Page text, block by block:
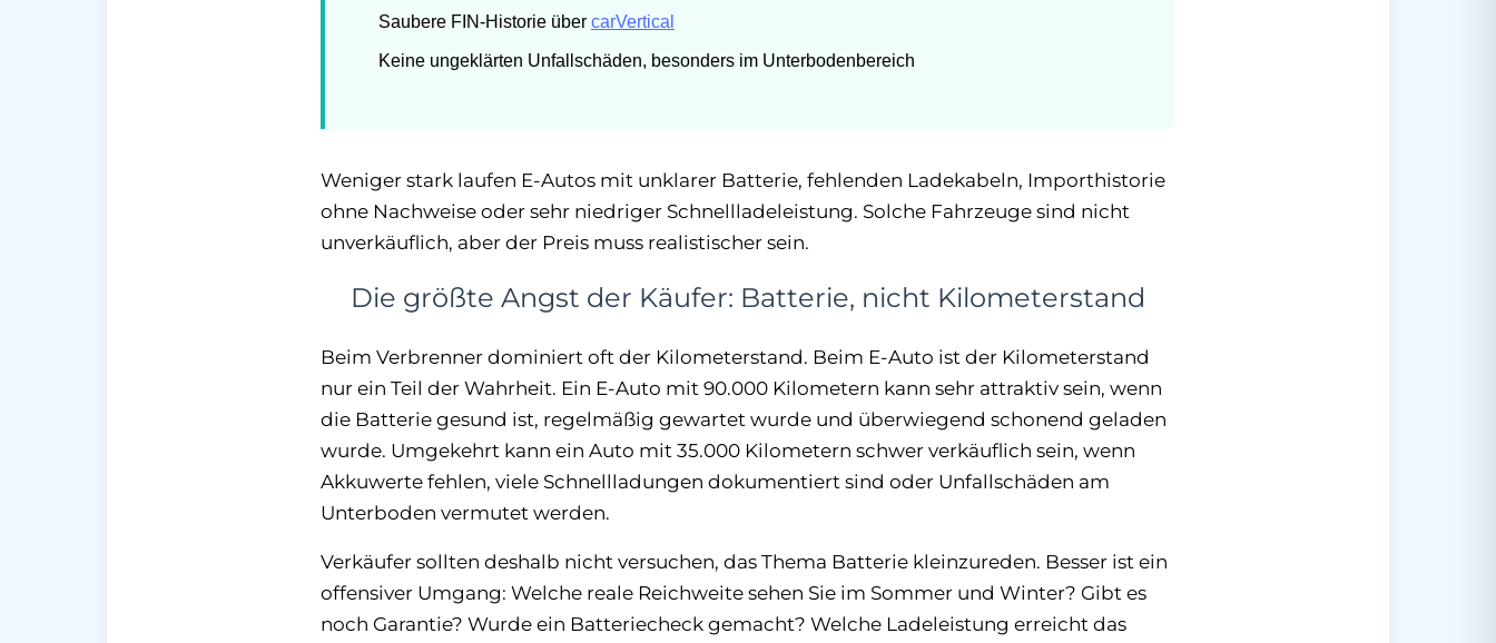
Saubere FIN-Historie über carVertical
Keine ungeklärten Unfallschäden, besonders im Unterbodenbereich
Weniger stark laufen E-Autos mit unklarer Batterie, fehlenden Ladekabeln, Importhistorie
ohne Nachweise oder sehr niedriger Schnellladeleistung. Solche Fahrzeuge sind nicht
unverkäuflich, aber der Preis muss realistischer sein.
Die größte Angst der Käufer: Batterie, nicht Kilometerstand
Beim Verbrenner dominiert oft der Kilometerstand. Beim E-Auto ist der Kilometerstand
nur ein Teil der Wahrheit. Ein E-Auto mit 90.000 Kilometern kann sehr attraktiv sein, wenn
die Batterie gesund ist, regelmäßig gewartet wurde und überwiegend schonend geladen
wurde. Umgekehrt kann ein Auto mit 35.000 Kilometern schwer verkäuflich sein, wenn
Akkuwerte fehlen, viele Schnellladungen dokumentiert sind oder Unfallschäden am
Unterboden vermutet werden.
Verkäufer sollten deshalb nicht versuchen, das Thema Batterie kleinzureden. Besser ist ein
offensiver Umgang: Welche reale Reichweite sehen Sie im Sommer und Winter? Gibt es
noch Garantie? Wurde ein Batteriecheck gemacht? Welche Ladeleistung erreicht das